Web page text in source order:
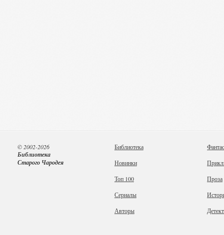
Библиотека
Новинки
Топ 100
Сериалы
Авторы
Проза
© 2002-2026
Библиотека
Старого Чародея